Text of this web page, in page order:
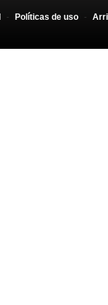
- Políticas de uso -